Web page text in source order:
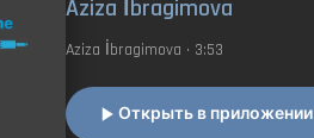
Aziza İbragimova
Aziza İbragimova • 3:53
Открыть в приложении